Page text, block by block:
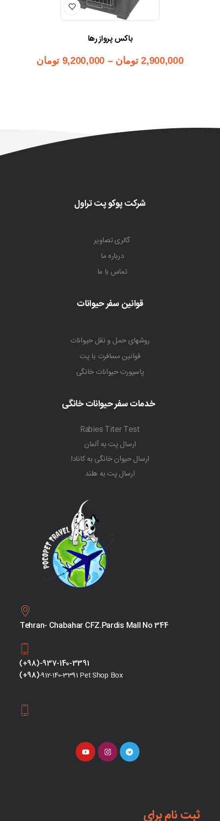
باکس پرواز رها
2,900,000 تومان –
9,200,000 تومان
شرکت پوکو پت تراول
گالری تصاویر
درباره ما
تماس با ما
قوانین سفر حیوانات
روشهای حمل و نقل حیوانات
قوانین مسافرت با پت
پاسپورت حیوانات خانگی
خدمات سفر حیوانات خانگی
Rabies Titer Test
ارسال پت به آلمان
ارسال حیوان خانگی به کانادا
ارسال پت به هلند
Tehran- Chabahar CFZ.Pardis Mall No 344
(+98)-937-140-3391
(+98)-912-140-3391 Pet Shop Box
ثبت نام برای